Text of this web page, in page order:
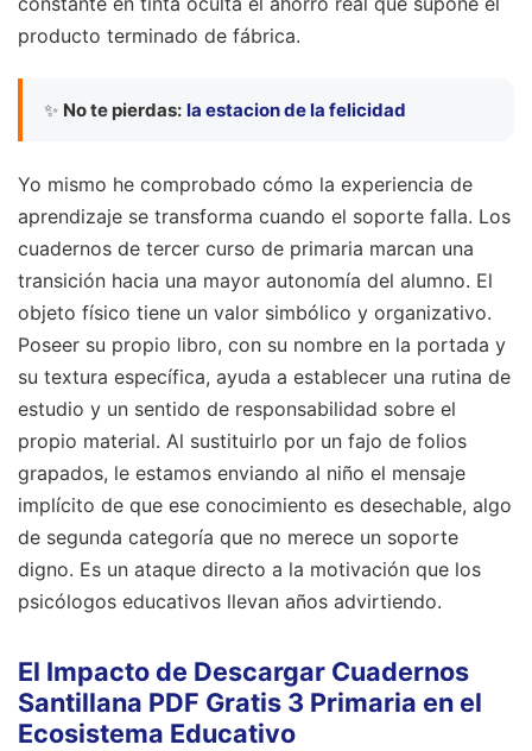
producto terminado de fábrica.
✨ No te pierdas: la estacion de la felicidad
Yo mismo he comprobado cómo la experiencia de
aprendizaje se transforma cuando el soporte falla. Los
cuadernos de tercer curso de primaria marcan una
transición hacia una mayor autonomía del alumno. El
objeto físico tiene un valor simbólico y organizativo.
Poseer su propio libro, con su nombre en la portada y
su textura específica, ayuda a establecer una rutina de
estudio y un sentido de responsabilidad sobre el
propio material. Al sustituirlo por un fajo de folios
grapados, le estamos enviando al niño el mensaje
implícito de que ese conocimiento es desechable, algo
de segunda categoría que no merece un soporte
digno. Es un ataque directo a la motivación que los
psicólogos educativos llevan años advirtiendo.
El Impacto de Descargar Cuadernos
Santillana PDF Gratis 3 Primaria en el
Ecosistema Educativo